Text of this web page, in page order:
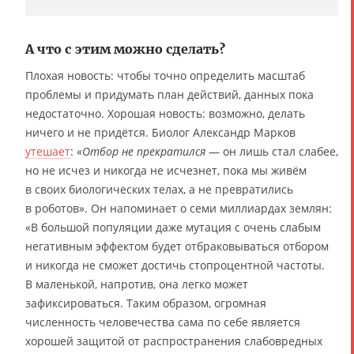
А что с этим можно сделать?
Плохая новость: чтобы точно определить масштаб
проблемы и придумать план действий, данных пока
недостаточно. Хорошая новость: возможно, делать
ничего и не придётся. Биолог Александр Марков
утешает: «Отбор не прекратился — он лишь стал слабее,
но не исчез и никогда не исчезнет, пока мы живём
в своих биологических телах, а не превратились
в роботов». Он напоминает о семи миллиардах землян:
«В большой популяции даже мутация с очень слабым
негативным эффектом будет отбраковываться отбором
и никогда не сможет достичь стопроцентной частоты.
В маленькой, напротив, она легко может
зафиксироваться. Таким образом, огромная
численность человечества сама по себе является
хорошей защитой от распространения слабовредных